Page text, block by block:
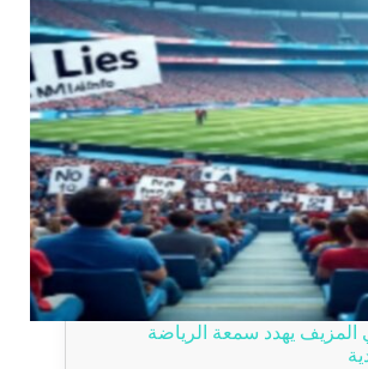
المزيف يهدد سمعة الرياضة